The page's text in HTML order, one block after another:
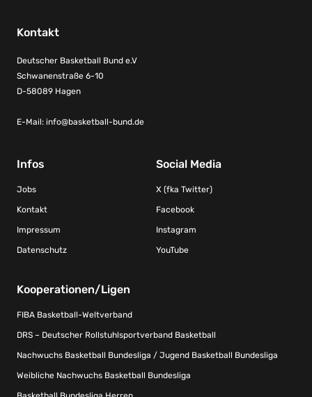
Kontakt
Deutscher Basketball Bund e.V
Schwanenstraße 6-10
D-58089 Hagen
E-Mail: info@basketball-bund.de
Infos
Jobs
Kontakt
Impressum
Datenschutz
Social Media
X (fka Twitter)
Facebook
Instagram
YouTube
Kooperationen/Ligen
FIBA Basketball-Weltverband
DRS – Deutscher Rollstuhlsportverband Basketball
Nachwuchs Basketball Bundesliga / Jugend Basketball Bundesliga
Weibliche Nachwuchs Basketball Bundesliga